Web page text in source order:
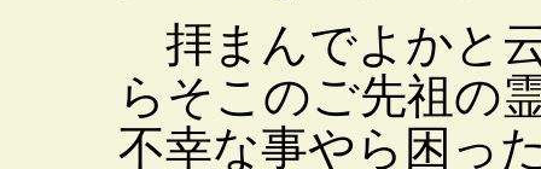
拝まんでよかと
らそこのご先祖の
不幸な事やら困っ